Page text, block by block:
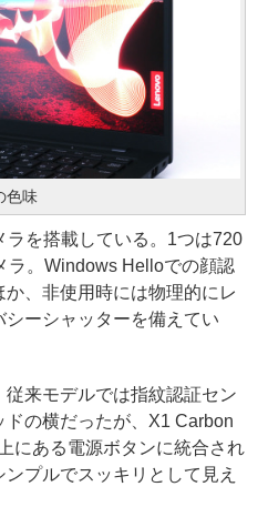
色味
を搭載している。1つは720
ラ。Windows Helloでの顔認
、非使用時には物理的にレ
ーシャッターを備えてい
来モデルでは指紋認証セン
の横だったが、X1 Carbon
にある電源ボタンに統合され
プルでスッキリとして見え